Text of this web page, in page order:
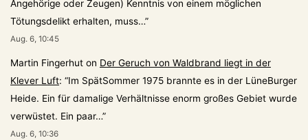
Angehörige oder Zeugen) Kenntnis von einem möglichen
Tötungsdelikt erhalten, muss…”
Aug. 6, 10:45
Martin Fingerhut on Der Geruch von Waldbrand liegt in der
Klever Luft: “Im SpätSommer 1975 brannte es in der LüneBurger
Heide. Ein für damalige Verhältnisse enorm großes Gebiet wurde
verwüstet. Ein paar…”
Aug. 6, 10:36